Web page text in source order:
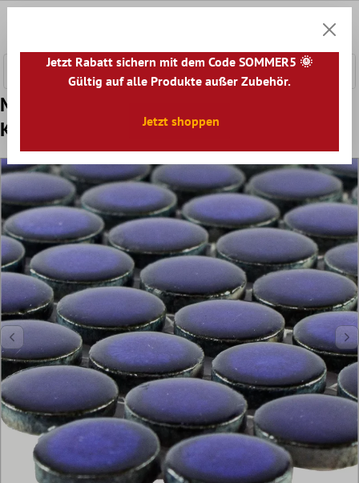
Muster von Keramikmosaik Fliesen Joplin
Knopf Rund Kobaltblau
Jetzt Rabatt sichern mit dem Code SOMMER5 🌞
Gültig auf alle Produkte außer Zubehör.
Jetzt shoppen